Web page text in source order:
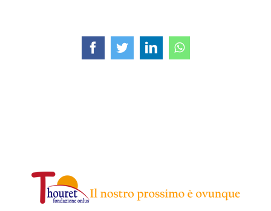
FacebookTwitterLinkedInWhatsApp